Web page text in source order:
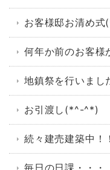
お客様邸お清め
何年か前のお客様
地鎮祭を行いまし
お引渡し(*^-^*)
続々建売建築中！！
毎日の日課・・・